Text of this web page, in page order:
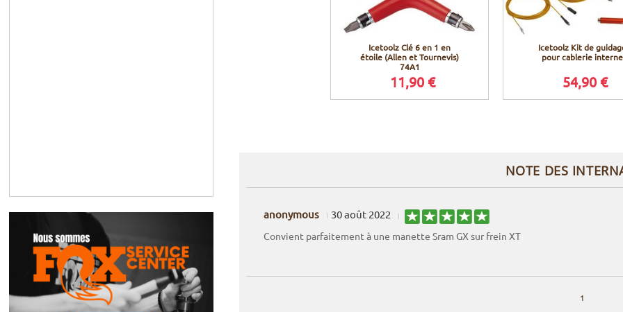
Icetoolz Clé 6 en 1 en
étoile (Allen et Tournevis)
74A1
11,90 €
Icetoolz Kit de
pour cablerie interne
54,90 €
NOTE DES
anonymous 30 août 2022
Convient parfaitement à une manette Sram GX sur frein XT
1